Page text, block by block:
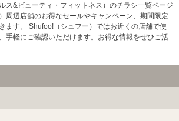
ス&ビューティ・フィットネス）のチラシ一覧ページ
周辺店舗のお得なセールやキャンペーン、期間限定
ます。 Shufoo!（シュフー）ではお近くの店舗で使
手軽にご確認いただけます。お得な情報をぜひご活